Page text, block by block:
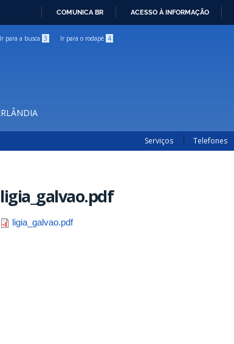
COMUNICA BR ACESSO À INFORMAÇÃO
Ir para a busca 3 Ir para o rodapé 4
Serviços Telefones
ligia_galvao.pdf
ligia_galvao.pdf